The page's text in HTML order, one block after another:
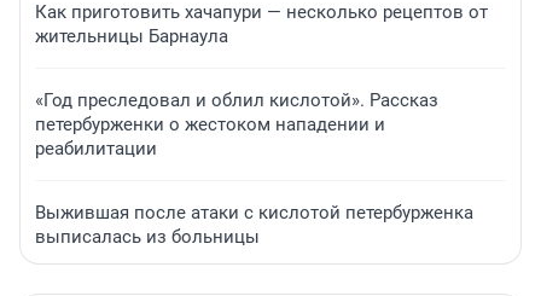
Как приготовить хачапури — несколько рецептов от
жительницы Барнаула
«Год преследовал и облил кислотой». Рассказ
петербурженки о жестоком нападении и
реабилитации
Выжившая после атаки с кислотой петербурженка
выписалась из больницы